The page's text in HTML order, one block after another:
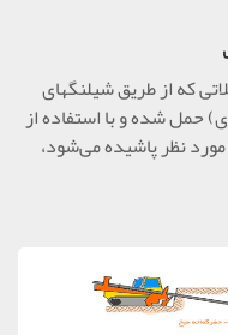
که از طریق شیلنگهای
حمل شده و با استفاده از
نظر پاشیده می‌شود،